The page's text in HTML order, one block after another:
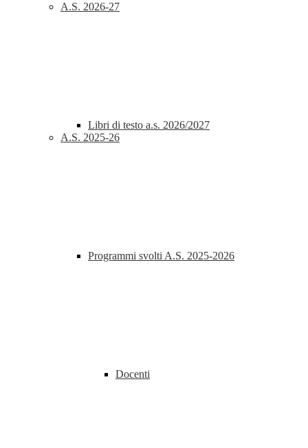
A.S. 2026-27
Libri di testo a.s. 2026/2027
A.S. 2025-26
Programmi svolti A.S. 2025-2026
Docenti